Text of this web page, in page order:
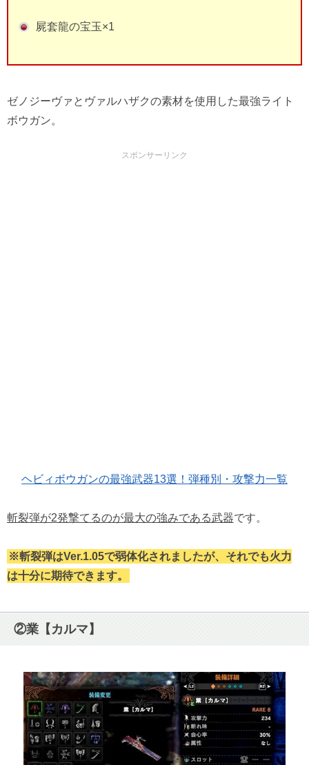
屍套龍の宝玉×1
ゼノジーヴァとヴァルハザクの素材を使用した最強ライト
ボウガン。
スポンサーリンク
ヘビィボウガンの最強武器13選！弾種別・攻撃力一覧
斬裂弾が2発撃てるのが最大の強みである武器です。
※斬裂弾はVer.1.05で弱体化されましたが、それでも火力
は十分に期待できます。
②業【カルマ】